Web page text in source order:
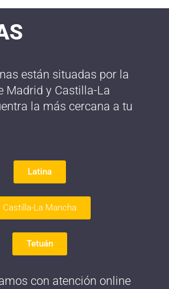
están situadas por la
Madrid y Castilla-La
la más cercana a tu
Latina
Castilla-La Mancha
Tetuán
con atención online